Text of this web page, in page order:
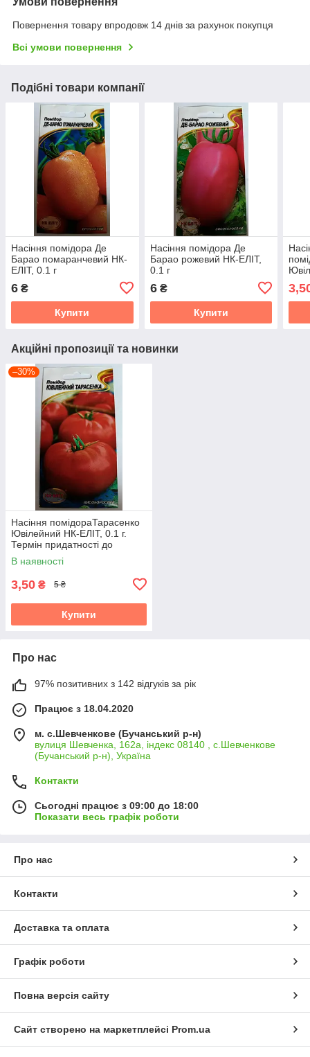
Повернення товару впродовж 14 днів за рахунок покупця
Всі умови повернення
Подібні товари компанії
Насіння помідора Де
Барао помаранчевий НК-
ЕЛІТ, 0.1 г
6 ₴
Купити
Насіння помідора Де
Барао рожевий НК-ЕЛІТ,
0.1 г
6₴
Купити
Акційні пропозиції та новинки
–30%
Насіння помідораТарасенко
Ювілейний НК-ЕЛІТ, 0.1 г.
Термін придатності до
31.10.2026
В наявності
3,50 ₴ 5 ₴
Купити
Про нас
97% позитивних з 142 відгуків за рік
Працює з 18.04.2020
м. с.Шевченкове (Бучанський р-н)
вулиця Шевченка, 162а, індекс 08140 , с.Шевченкове
(Бучанський р-н), Україна
Контакти
Сьогодні працює з 09:00 до 18:00
Показати весь графік роботи
Про нас
Контакти
Доставка та оплата
Графік роботи
Повна версія сайту
Сайт створено на маркетплейсі Prom.ua